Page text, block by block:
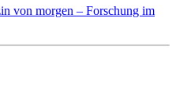
von morgen – Forschung im